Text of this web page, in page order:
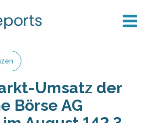
Umsatz der
Börse AG